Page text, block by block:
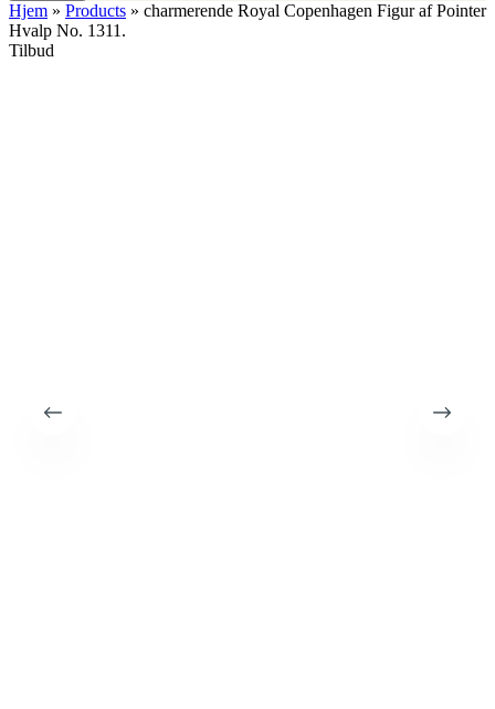
Hjem » Products » charmerende Royal Copenhagen Figur af Pointer
Hvalp No. 1311.
Tilbud